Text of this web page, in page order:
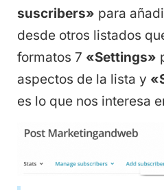
suscribers» para
desde otros listados
formatos 7 «Settings»
aspectos de la lista y
es lo que nos interesa